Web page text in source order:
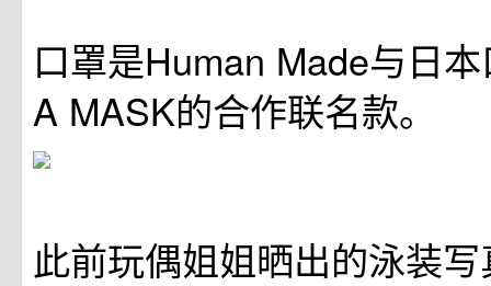
口罩是Human Made与日
A MASK的合作联名款。
此前玩偶姐姐晒出的泳装